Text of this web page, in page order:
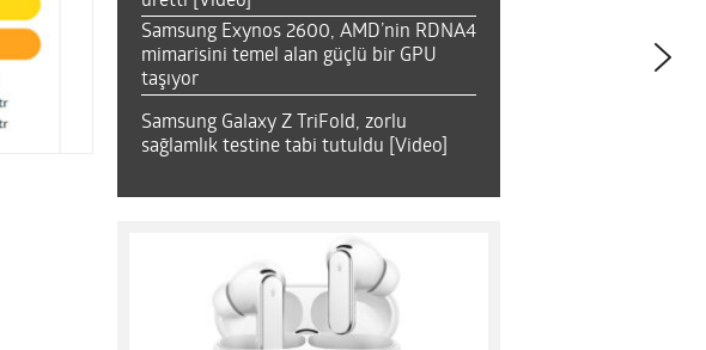
Samsung Exynos 2600, AMD’nin RDNA4
mimarisini temel alan güçlü bir GPU
taşıyor
Samsung Galaxy Z TriFold, zorlu
sağlamlık testine tabi tutuldu [Video]